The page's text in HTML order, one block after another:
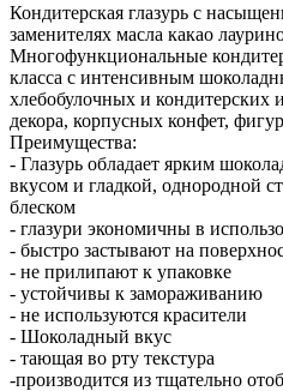
Кондитерская глазурь с
заменителях масла какао
Многофункциональные
класса с интенсивным
хлебобулочных и кондитерских
декора, корпусных конфет,
Преимущества:
- Глазурь обладает ярким
вкусом и гладкой, однородной
блеском
- глазури экономичны в
- быстро застывают на
- не прилипают к упаковке
- устойчивы к замораживанию
- не используются красители
- Шоколадный вкус
- тающая во рту текстура
-производится из тщательно